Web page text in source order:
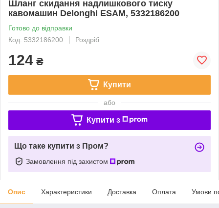
Шланг скидання надлишкового тиску
кавомашин Delonghi ESAM, 5332186200
Готово до відправки
Код: 5332186200
Роздріб
124 ₴
Купити
або
Купити з
Що таке купити з Пром?
Замовлення під захистом
Опис Характеристики Доставка Оплата Умови